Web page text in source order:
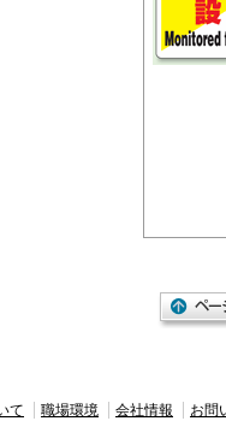
て 職場環境 会社情報 お問